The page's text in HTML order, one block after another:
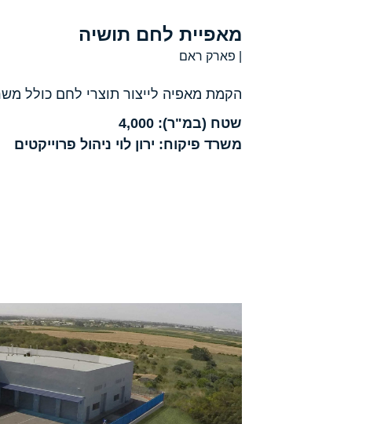
מאפיית לחם תושיה
| פארק ראם
הקמת מאפיה לייצור תוצרי לחם כולל
שטח (במ"ר): 4,000
משרד פיקוח: ירון לוי ניהול פרוייקטים